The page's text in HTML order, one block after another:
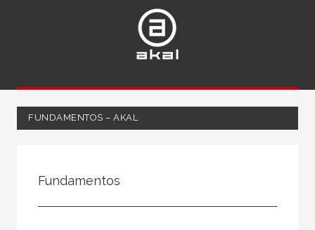
FUNDAMENTOS – AKAL
Ciencias humanas y sociales
Religión
Fundamentos